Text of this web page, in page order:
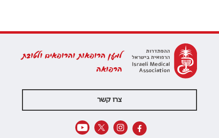
למען הרופאות והרופאים ולטובת
הרפואה
צרו קשר